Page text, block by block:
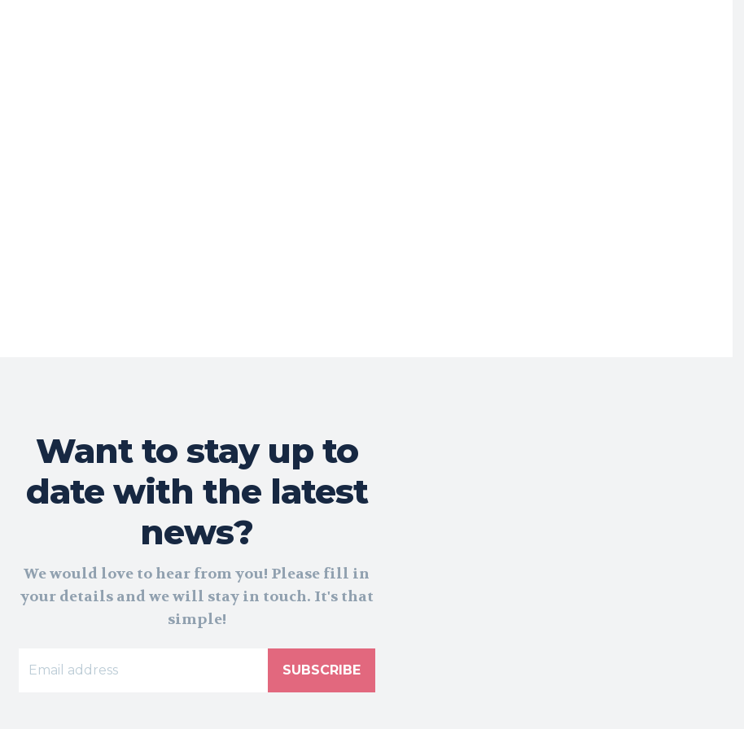
Want to stay up to
date with the latest
news?
We would love to hear from you! Please fill in
your details and we will stay in touch. It's that
simple!
SUBSCRIBE